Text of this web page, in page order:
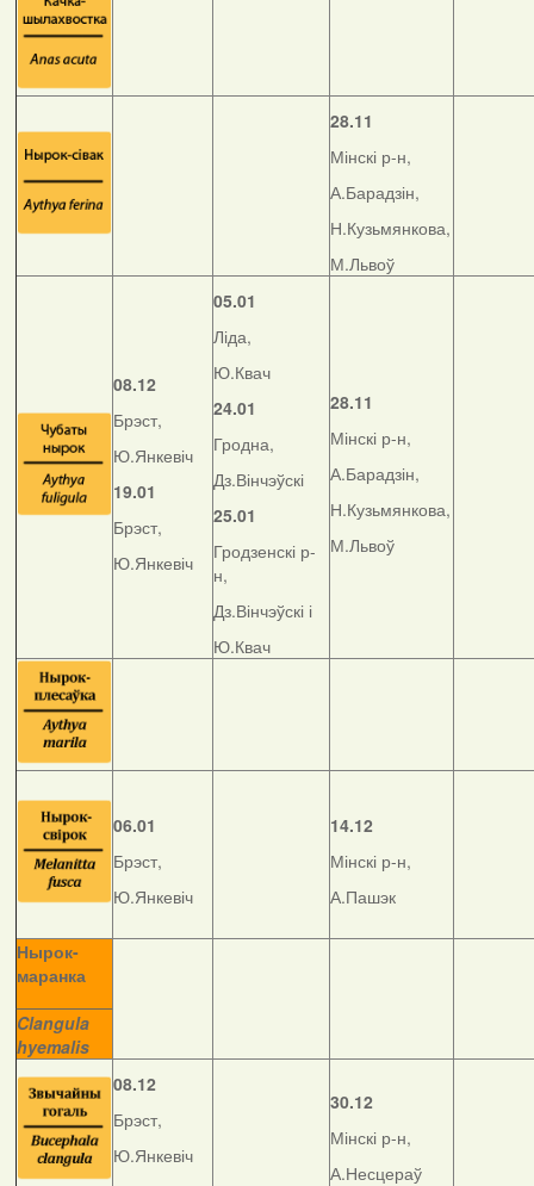
28.11
Мінскі р-н,
А.Барадзін,
Н.Кузьмянкова,
М.Львоў
08.12
Брэст,
Ю.Янкевіч
19.01
Брэст,
Ю.Янкевіч
05.01
Ліда,
Ю.Квач
24.01
Гродна,
Дз.Вінчэўскі
25.01
Гродзенскі р-
н,
Дз.Вінчэўскі і
Ю.Квач
28.11
Мінскі р-н,
А.Барадзін,
Н.Кузьмянкова,
М.Львоў
06.01
Брэст,
Ю.Янкевіч
14.12
Мінскі р-н,
А.Пашэк
Нырок-
маранка
Clangula
hyemalis
08.12
Брэст,
Ю.Янкевіч
30.12
Мінскі р-н,
А.Несцераў